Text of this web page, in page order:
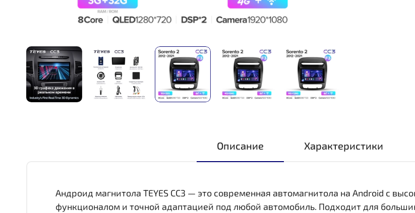
Описание Характеристики
Андроид магнитола TEYES CC3 — это современная автомагнитола на Android с
функционалом и точной адаптацией под любой автомобиль. Подходит для